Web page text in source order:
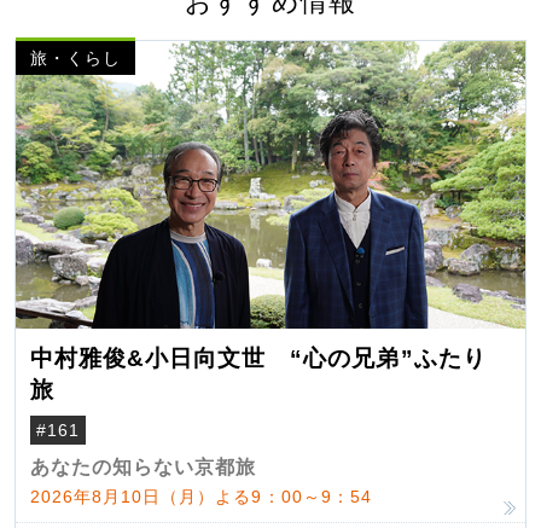
旅・くらし
中村雅俊&小日向文世 “心の兄弟”ふたり
旅
#161
あなたの知らない京都旅
2026年8月10日（月）よる9：00～9：54